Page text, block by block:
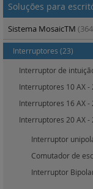
Soluções para
Sistema MosaicTM
Interruptores (23)
Interruptor de
Interruptores 10 AX -
Interruptores 16 AX -
Interruptores 20 AX -
Interruptor
Comutador de
Interruptor